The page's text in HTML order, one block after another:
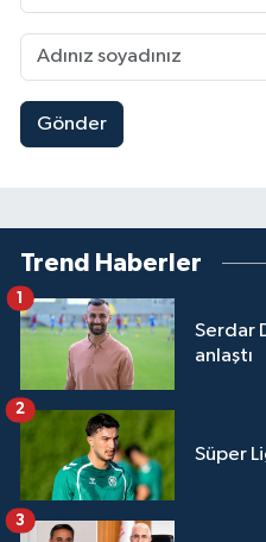
Gönder
Trend Haberler
Serdar
anlaştı
1
Süper
2
3